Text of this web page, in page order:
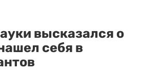
высказался о
себя в